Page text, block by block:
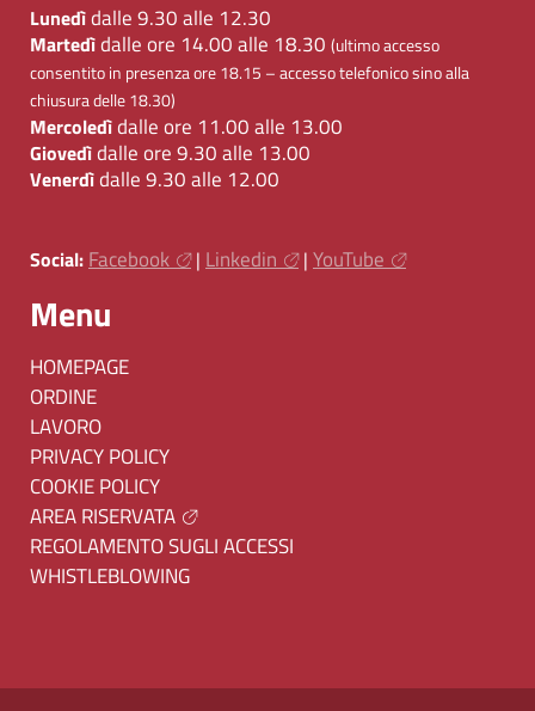
Lunedìdalle 9.30 alle 12.30
Martedìdalle ore 14.00 alle 18.30 (ultimo accesso
consentito in presenza ore 18.15 – accesso telefonico sino alla
chiusura delle 18.30)
Mercoledìdalle ore 11.00 alle 13.00
Giovedìdalle ore 9.30 alle 13.00
Venerdìdalle 9.30 alle 12.00
Social: Facebook | Linkedin | YouTube
Menu
HOMEPAGE
ORDINE
LAVORO
PRIVACY POLICY
COOKIE POLICY
AREA RISERVATA
REGOLAMENTO SUGLI ACCESSI
WHISTLEBLOWING